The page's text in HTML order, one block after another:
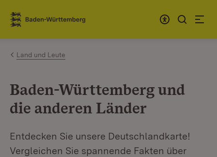
Zum Inhalt springen
Link zur Startseite
Land und Leute
Baden-Württemberg und
die anderen Länder
Entdecken Sie unsere Deutschlandkarte!
Vergleichen Sie spannende Fakten über